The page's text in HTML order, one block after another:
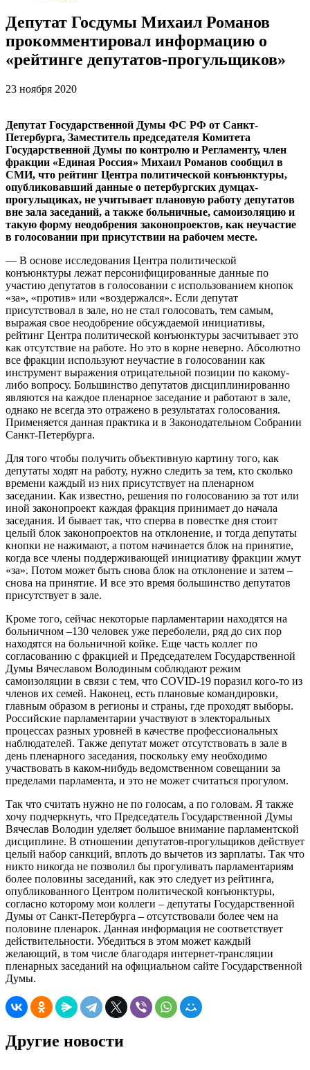
Депутат Госдумы Михаил Романов
прокомментировал информацию о
«рейтинге депутатов-прогульщиков»
23 ноября 2020
Депутат Государственной Думы ФС РФ от Санкт-
Петербурга, Заместитель председателя Комитета
Государственной Думы по контролю и Регламенту, член
фракции «Единая Россия» Михаил Романов сообщил в
СМИ, что рейтинг Центра политической конъюнктуры,
опубликовавший данные о петербургских думцах-
прогульщиках, не учитывает плановую работу депутатов
вне зала заседаний, а также больничные, самоизоляцию и
такую форму неодобрения законопроектов, как неучастие
в голосовании при присутствии на рабочем месте.
— В основе исследования Центра политической
конъюнктуры лежат персонифицированные данные по
участию депутатов в голосовании с использованием кнопок
«за», «против» или «воздержался». Если депутат
присутствовал в зале, но не стал голосовать, тем самым,
выражая свое неодобрение обсуждаемой инициативы,
рейтинг Центра политической конъюнктуры засчитывает это
как отсутствие на работе. Но это в корне неверно. Абсолютно
все фракции используют неучастие в голосовании как
инструмент выражения отрицательной позиции по какому-
либо вопросу. Большинство депутатов дисциплинированно
являются на каждое пленарное заседание и работают в зале,
однако не всегда это отражено в результатах голосования.
Применяется данная практика и в Законодательном Собрании
Санкт-Петербурга.
Для того чтобы получить объективную картину того, как
депутаты ходят на работу, нужно следить за тем, кто сколько
времени каждый из них присутствует на пленарном
заседании. Как известно, решения по голосованию за тот или
иной законопроект каждая фракция принимает до начала
заседания. И бывает так, что сперва в повестке дня стоит
целый блок законопроектов на отклонение, и тогда депутаты
кнопки не нажимают, а потом начинается блок на принятие,
когда все члены поддерживающей инициативу фракции жмут
«за». Потом может быть снова блок на отклонение и затем –
снова на принятие. И все это время большинство депутатов
присутствует в зале.
Кроме того, сейчас некоторые парламентарии находятся на
больничном –130 человек уже переболели, ряд до сих пор
находятся на больничной койке. Еще часть коллег по
согласованию с фракцией и Председателем Государственной
Думы Вячеславом Володиным соблюдают режим
самоизоляции в связи с тем, что COVID-19 поразил кого-то из
членов их семей. Наконец, есть плановые командировки,
главным образом в регионы и страны, где проходят выборы.
Российские парламентарии участвуют в электоральных
процессах разных уровней в качестве профессиональных
наблюдателей. Также депутат может отсутствовать в зале в
день пленарного заседания, поскольку ему необходимо
участвовать в каком-нибудь ведомственном совещании за
пределами парламента, и это не может считаться прогулом.
Так что считать нужно не по голосам, а по головам. Я также
хочу подчеркнуть, что Председатель Государственной Думы
Вячеслав Володин уделяет большое внимание парламентской
дисциплине. В отношении депутатов-прогульщиков действует
целый набор санкций, вплоть до вычетов из зарплаты. Так что
никто никогда не позволил бы прогуливать парламентариям
более половины заседаний, как это следует из рейтинга,
опубликованного Центром политической конъюнктуры,
согласно которому мои коллеги – депутаты Государственной
Думы от Санкт-Петербурга – отсутствовали более чем на
половине пленарок. Данная информация не соответствует
действительности. Убедиться в этом может каждый
желающий, в том числе благодаря интернет-трансляции
пленарных заседаний на официальном сайте Государственной
Думы.
Другие новости